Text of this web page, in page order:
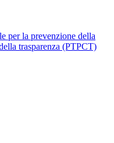
per la prevenzione della
trasparenza (PTPCT)